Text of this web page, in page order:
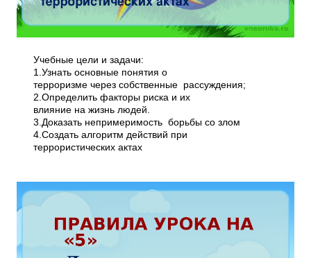
Учебные цели и задачи:
1.Узнать основные понятия о
терроризме через собственные рассуждения;
2.Определить факторы риска и их
влияние на жизнь людей.
3.Доказать непримеримость борьбы со злом
4.Создать алгоритм действий при
террористических актах